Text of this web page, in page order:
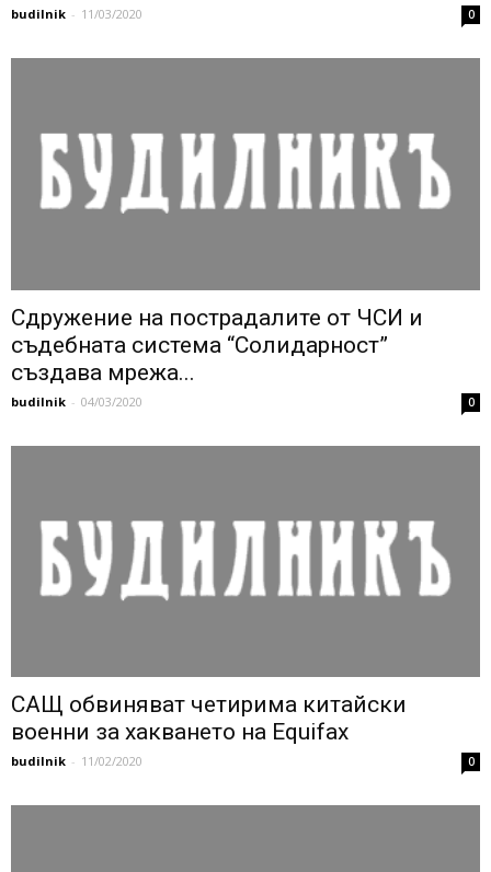
budilnik - 11/03/2020 0
Сдружение на пострадалите от ЧСИ и
съдебната система “Солидарност”
създава мрежа...
budilnik - 04/03/2020 0
САЩ обвиняват четирима китайски
военни за хакването на Equifax
budilnik - 11/02/2020 0